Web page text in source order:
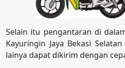
Selain itu pengantaran di
Kayuringin Jaya Bekasi
lainya dapat dikirim dengan